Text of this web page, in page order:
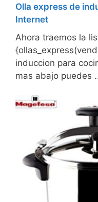
Olla express de
Internet
Ahora traemos la
induccion para
mas abajo puedes